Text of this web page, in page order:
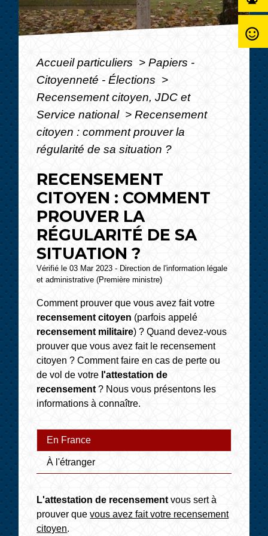
Accueil particuliers > Papiers -
Citoyenneté - Élections >
Recensement citoyen, JDC et
Service national > Recensement
citoyen : comment prouver la
régularité de sa situation ?
RECENSEMENT
CITOYEN : COMMENT
PROUVER LA
RÉGULARITÉ DE SA
SITUATION ?
Vérifié le 03 Mar 2023 - Direction de l'information légale
et administrative (Première ministre)
Comment prouver que vous avez fait votre
recensement citoyen (parfois appelé
recensement militaire) ? Quand devez-vous
prouver que vous avez fait le recensement
citoyen ? Comment faire en cas de perte ou
de vol de votre l'attestation de
recensement? Nous vous présentons les
informations à connaître.
En France
À l'étranger
L'attestation de recensementvous sert à
prouver quevous avez fait votre recensement
citoyen.
sentiment_satisfied_alt